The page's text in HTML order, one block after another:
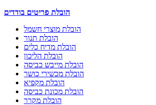
הובלת פריטים בודדים
הובלת מוצרי חשמל
הובלת תנור
הובלת מדיח כלים
הובלת הליכון
הובלת מייבש כביסה
הובלת מכשירי כושר
הובלת מקפיא
הובלת מכונת כביסה
הובלת מקרר